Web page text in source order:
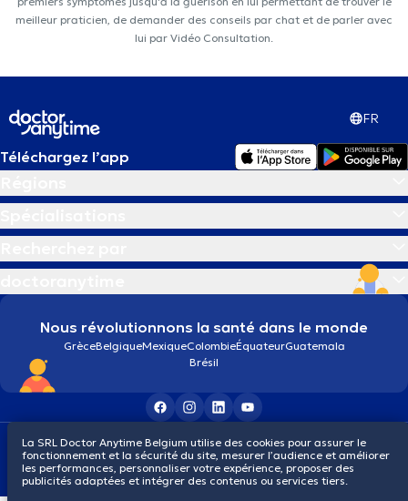
meilleur praticien, de demander des conseils par chat et de parler avec
lui par Vidéo Consultation.
FR
Téléchargez l’app
Nous révolutionnons la santé dans le monde
GrèceBelgiqueMexiqueColombieÉquateurGuatemala
Brésil
Conditions généralesCookiesPolitique de confidentialité
© 2026 doctoranytime
La SRL Doctor Anytime Belgium utilise des cookies pour assurer le
fonctionnement et la sécurité du site, mesurer l’audience et améliorer
les performances, personnaliser votre expérience, proposer des
publicités adaptées et intégrer des contenus ou services tiers.